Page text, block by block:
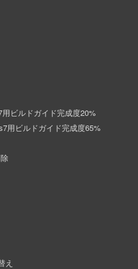
ビルドガイド完成度20%
用ビルドガイド完成度65%
え